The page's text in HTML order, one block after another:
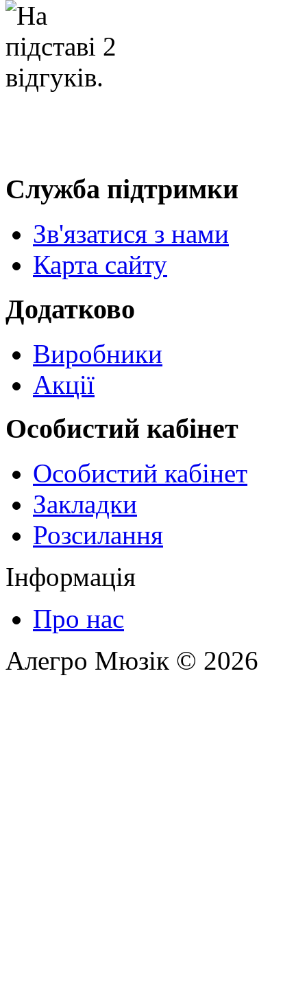
Служба підтримки
Зв'язатися з нами
Карта сайту
Додатково
Виробники
Акції
Особистий кабінет
Особистий кабінет
Закладки
Розсилання
Інформація
Про нас
Алегро Мюзік © 2026